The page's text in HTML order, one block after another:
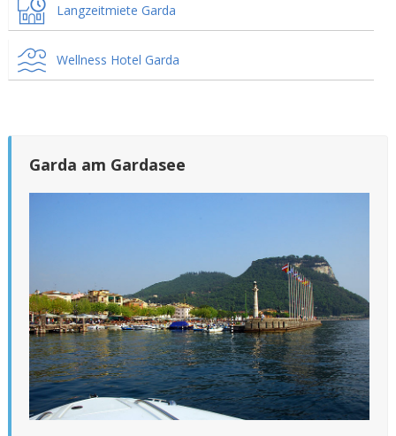
Langzeitmiete Garda
Wellness Hotel Garda
Garda am Gardasee